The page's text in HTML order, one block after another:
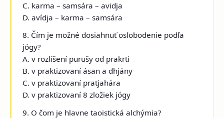
C. karma – samsára – avidja
D. avídja – karma – samsára
8. Čím je možné dosiahnuť oslobodenie podľa
jógy?
A. v rozlíšení purušy od prakrti
B. v praktizovaní ásan a dhjány
C. v praktizovaní pratjahára
D. v praktizovaní 8 zložiek jógy
9. O čom je hlavne taoistická alchýmia?